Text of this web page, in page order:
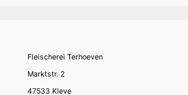
Fleischerei Terhoeven
Marktstr. 2
47533 Kleve